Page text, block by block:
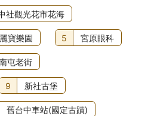
在總價格中，你需在入住時另外付
和住客總人數而異，詳情請向酒
社觀光花市花海
麗寶樂園 5 宮原眼科
屯老街
9 新社古堡
舊台中車站(國定古蹟)